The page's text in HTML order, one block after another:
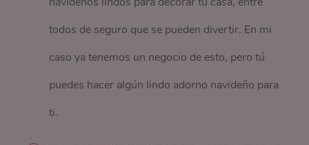
todos de seguro que se pueden divertir. En mi
caso ya tenemos un negocio de esto, pero tú
puedes hacer algún lindo adorno navideño para
ti.